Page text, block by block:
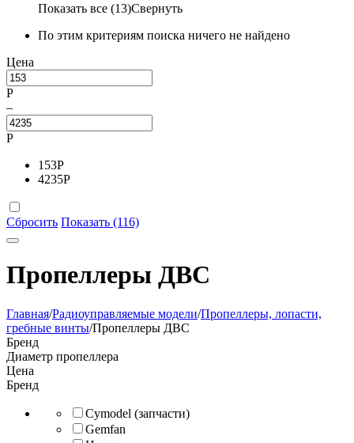
Показать все (13)Свернуть
По этим критериям поиска ничего не найдено
Цена
Р
–
Р
153Р
4235Р
Сбросить Показать (116)
Пропеллеры ДВС
Главная/Радиоуправляемые модели/Пропеллеры, лопасти,
гребные винты/Пропеллеры ДВС
Бренд
Диаметр пропеллера
Цена
Бренд
Cymodel (запчасти)
Gemfan